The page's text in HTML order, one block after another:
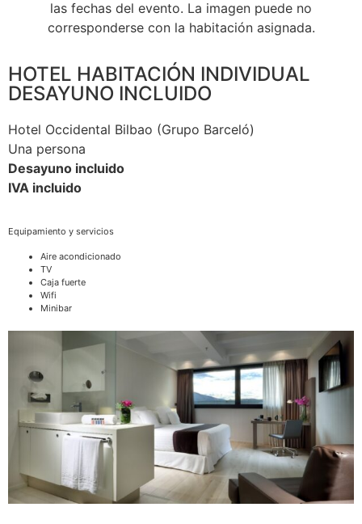
las fechas del evento. La imagen puede no
corresponderse con la habitación asignada.
HOTEL HABITACIÓN INDIVIDUAL
DESAYUNO INCLUIDO
Hotel Occidental Bilbao (Grupo Barceló)
Una persona
Desayuno incluido
IVA incluido
Equipamiento y servicios
Aire acondicionado
TV
Caja fuerte
Wifi
Minibar